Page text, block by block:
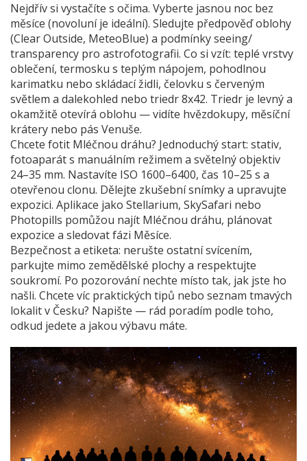
Nejdřív si vystačíte s očima. Vyberte jasnou noc bez
měsíce (novoluní je ideální). Sledujte předpověď oblohy
(Clear Outside, MeteoBlue) a podmínky seeing/
transparency pro astrofotografii. Co si vzít: teplé vrstvy
oblečení, termosku s teplým nápojem, pohodlnou
karimatku nebo skládací židli, čelovku s červeným
světlem a dalekohled nebo triedr 8x42. Triedr je levný a
okamžitě otevírá oblohu — vidíte hvězdokupy, měsíční
krátery nebo pás Venuše.
Chcete fotit Mléčnou dráhu? Jednoduchý start: stativ,
fotoaparát s manuálním režimem a světelný objektiv
24–35 mm. Nastavíte ISO 1600–6400, čas 10–25 s a
otevřenou clonu. Dělejte zkušební snímky a upravujte
expozici. Aplikace jako Stellarium, SkySafari nebo
Photopills pomůžou najít Mléčnou dráhu, plánovat
expozice a sledovat fázi Měsíce.
Bezpečnost a etiketa: nerušte ostatní svícením,
parkujte mimo zemědělské plochy a respektujte
soukromí. Po pozorování nechte místo tak, jak jste ho
našli. Chcete víc praktických tipů nebo seznam tmavých
lokalit v Česku? Napište — rád poradím podle toho,
odkud jedete a jakou výbavu máte.